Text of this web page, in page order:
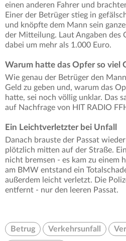
einen anderen Fahrer und
Einer der Betrüger stieg in
und knöpfte dem Mann sein
der Mitteilung. Laut Angaben des
dabei um mehr als 1.000 Euro.
Warum hatte das Opfer so viel
Wie genau der Betrüger den
Geld zu geben und, warum das
hatte, sei noch völlig unklar. Das
auf Nachfrage von HIT RADIO
Ein Leichtverletzter bei Unfall
Danach brauste der Passat
plötzlich mitten auf der Straße.
nicht bremsen - es kam zu einem
am BMW entstand ein
außerdem leicht verletzt. Die
entfernt - nur den leeren Passat.
Betrug Verkehrsunfall